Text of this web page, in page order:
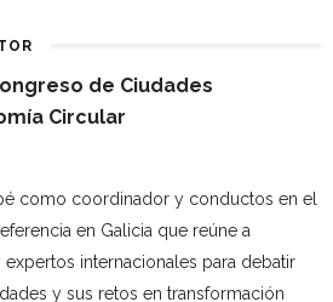
de Ciudades
Circular
como coordinador y conductos en el
en Galicia que reúne a
internacionales para debatir
y sus retos en transformación